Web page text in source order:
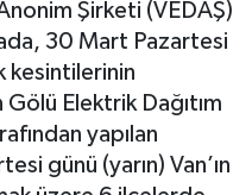
Şirketi (VEDAŞ)
30 Mart Pazartesi
kesintilerinin
Elektrik Dağıtım
yapılan
günü (yarın) Van’ın